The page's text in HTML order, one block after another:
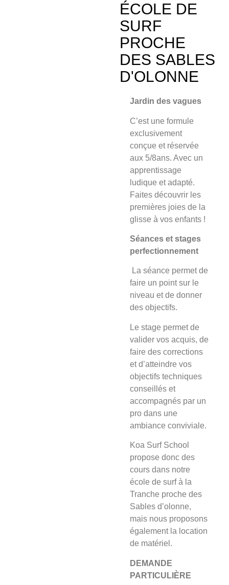
ÉCOLE DE
SURF
PROCHE
DES SABLES
D'OLONNE
Jardin des vagues
C’est une formule
exclusivement
conçue et réservée
aux 5/8ans. Avec un
apprentissage
ludique et adapté.
Faites découvrir les
premières joies de la
glisse à vos enfants !
Séances et stages
perfectionnement
La séance permet de
faire un point sur le
niveau et de donner
des objectifs.
Le stage permet de
valider vos acquis, de
faire des corrections
et d’atteindre vos
objectifs techniques
conseillés et
accompagnés par un
pro dans une
ambiance conviviale.
Koa Surf School
propose donc des
cours dans notre
école de surf à la
Tranche proche des
Sables d’olonne,
mais nous proposons
également la location
de matériel.
DEMANDE
PARTICULIÈRE